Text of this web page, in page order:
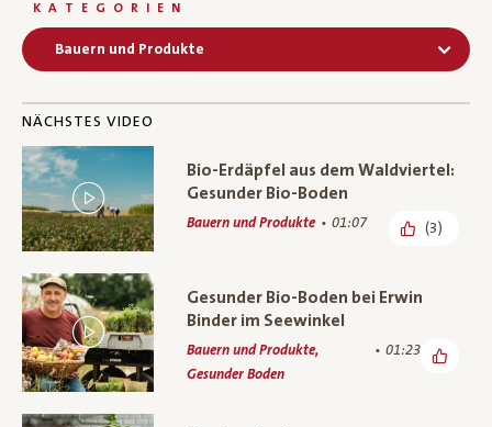
KATEGORIEN
Bauern und Produkte
NÄCHSTES VIDEO
Bio-Erdäpfel aus dem Waldviertel:
Gesunder Bio-Boden
Bauern und Produkte 01:07 (3)
Gesunder Bio-Boden bei Erwin
Binder im Seewinkel
Bauern und Produkte,
Gesunder Boden
01:23